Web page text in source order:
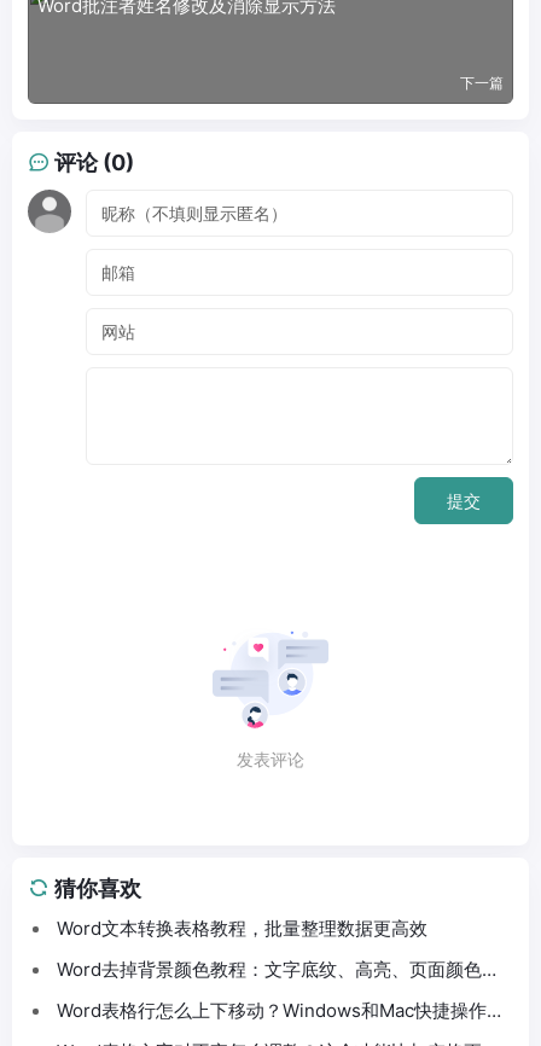
Word批注者姓名修改及消除显示方法
下一篇
评论 (0)
提交
发表评论
猜你喜欢
Word文本转换表格教程，批量整理数据更高效
Word去掉背景颜色教程：文字底纹、高亮、页面颜色这
Word表格行怎么上下移动？Windows和Mac快捷操作分